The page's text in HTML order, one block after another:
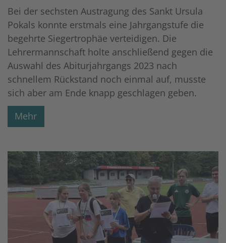
Bei der sechsten Austragung des Sankt Ursula
Pokals konnte erstmals eine Jahrgangstufe die
begehrte Siegertrophäe verteidigen. Die
Lehrermannschaft holte anschließend gegen die
Auswahl des Abiturjahrgangs 2023 nach
schnellem Rückstand noch einmal auf, musste
sich aber am Ende knapp geschlagen geben.
Mehr